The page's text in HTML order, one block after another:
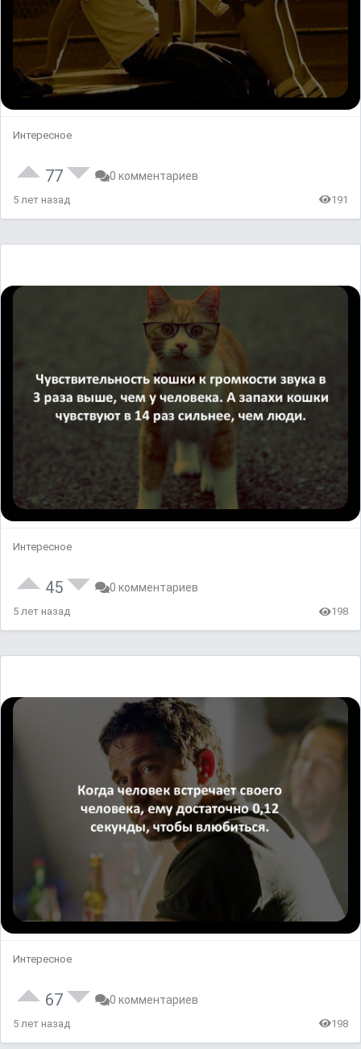
Интересное
77 0 комментариев
5 лет назад 191
Интересное
45 0 комментариев
5 лет назад 198
Интересное
67 0 комментариев
5 лет назад 198